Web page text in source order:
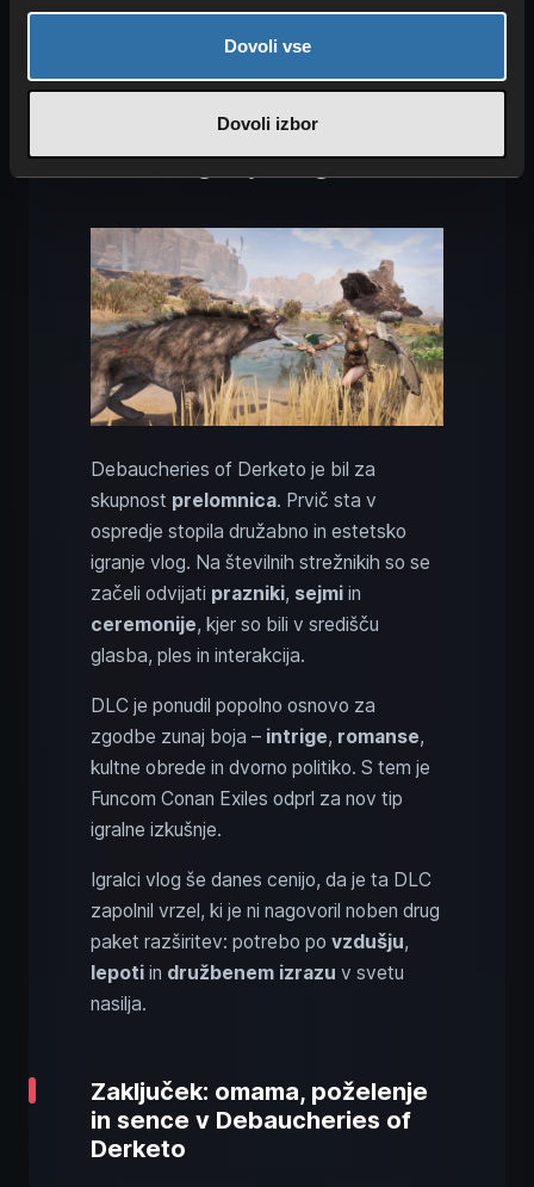
Dovoli vse
Dovoli izbor
ostaja stabilna, tudi ko je hkrati aktivnih
veliko svetlobnih elementov.
Vpliv na skupnost Conan
Exiles in igranje vlog
Debaucheries of Derketo je bil za
skupnost prelomnica. Prvič sta v
ospredje stopila družabno in estetsko
igranje vlog. Na številnih strežnikih so se
začeli odvijati prazniki, sejmi in
ceremonije, kjer so bili v središču
glasba, ples in interakcija.
DLC je ponudil popolno osnovo za
zgodbe zunaj boja – intrige, romanse,
kultne obrede in dvorno politiko. S tem je
Funcom Conan Exiles odprl za nov tip
igralne izkušnje.
Igralci vlog še danes cenijo, da je ta DLC
zapolnil vrzel, ki je ni nagovoril noben drug
paket razširitev: potrebo po vzdušju,
lepoti in družbenem izrazu v svetu
nasilja.
Zaključek: omama, poželenje
in sence v Debaucheries of
Derketo